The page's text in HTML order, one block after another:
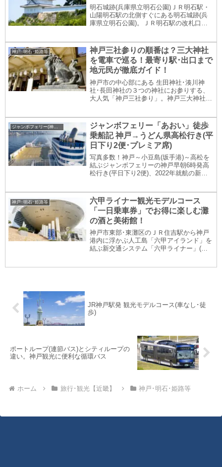
明石城跡(兵庫県立明石公園)ＪＲ明石駅・
山陽明石駅の北側すぐにある明石城跡(兵
庫県立明石公園)。ＪＲ明石駅の改札口か
の場合)明石城の中堀の内側が 兵庫県立明
石...
神戸･明石･姫路等
神戸三社参りの順番は？三大神社
を電車で巡る！最寄り駅･出口まで
地元民が徹底ガイド！
神戸市の中心部にある 生田神社･湊川神
社･長田神社の３つの神社にお参りする、
大人気「神戸三社参り」。神戸三大神社を
スをご紹介。乗る電車はもちろん駅出口ま
で詳しく、徒歩...
ジャンボフェリー(神戸～高松)
ジャンボフェリー「あおい」徒歩
乗船記 神戸→うどん県高松行き(平
日下り2便･プレミア席)
写真多数！神戸～小豆島(坂手港)～高松を
結ぶジャンボフェリーの神戸早朝6時発高
松行き(平日下り2便)、2022年就航の新船
ジャンボフェリー名物うどんコーナーなど
などをご紹介。
神戸･明石･姫路等
六甲ライナー観光モデルコース
「一日乗車券」でお得に楽しむ灘
の酒と美術館！
神戸市東部･東灘区のＪＲ住吉駅から神戸
港内に浮かぶ人工島「六甲アイランド」を
結ぶ新交通システム「六甲ライナー」(神
JR神戸駅発 観光モデルコース(車なし･徒
歩)
ポートループ(連節バス)とシティループの
違い。神戸観光に便利な循環バス
ホーム 旅行･観光【近畿】 神戸･明石･姫路等